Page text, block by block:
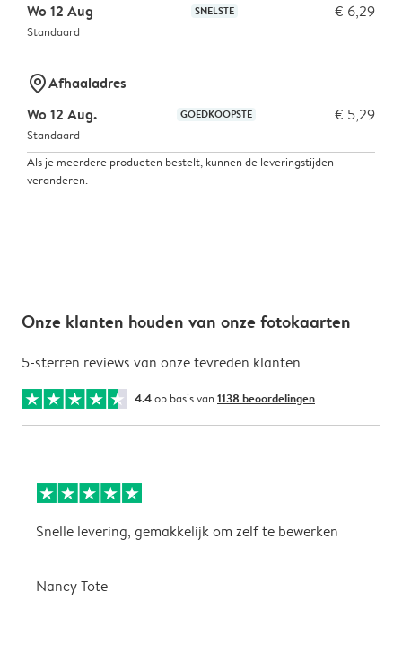
Wo 12 Aug
SNELSTE € 6,29
Standaard
marker-pinAfhaaladres
Wo 12 Aug.
GOEDKOOPSTE € 5,29
Standaard
Als je meerdere producten bestelt, kunnen de leveringstijden
veranderen.
Onze klanten houden van onze fotokaarten
5-sterren reviews van onze tevreden klanten
4.4op basis van 1138 beoordelingen
Snelle levering, gemakkelijk om zelf te bewerken
Nancy Tote